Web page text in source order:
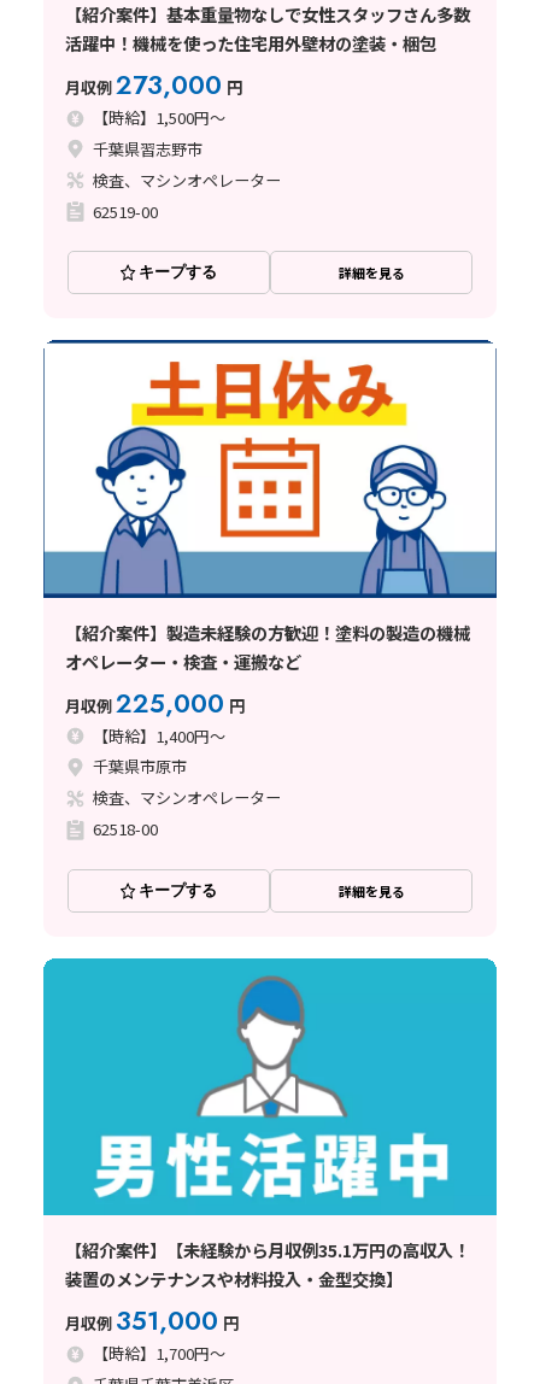
【紹介案件】基本重量物なしで女性スタッフさん多数
活躍中！機械を使った住宅用外壁材の塗装・梱包
月収例273,000 円
【時給】1,500円～
千葉県習志野市
検査、マシンオペレーター
62519-00
キープする 詳細を見る
【紹介案件】製造未経験の方歓迎！塗料の製造の機械
オペレーター・検査・運搬など
月収例225,000 円
【時給】1,400円～
千葉県市原市
検査、マシンオペレーター
62518-00
キープする 詳細を見る
【紹介案件】【未経験から月収例35.1万円の高収入！
装置のメンテナンスや材料投入・金型交換】
月収例 351,000 円
【時給】1,700円～